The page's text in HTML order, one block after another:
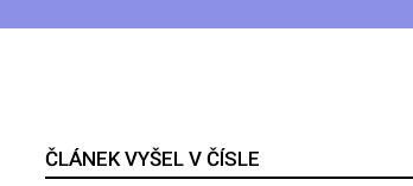
ČLÁNEK VYŠEL V ČÍSLE